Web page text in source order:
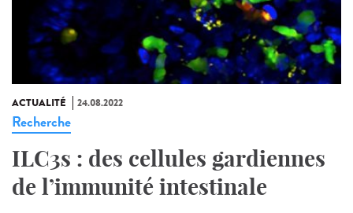
ACTUALITÉ 24.08.2022
Recherche
ILC3s : des cellules gardiennes
de l’immunité intestinale